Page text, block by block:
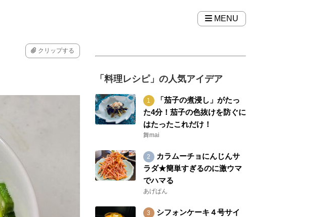
MENU
クリップする
「料理レシピ」の人気アイデア
「茄子の煮浸し」がたっ
た4分！茄子の色抜けを防ぐに
はたったこれだけ！
舞mai
カラムーチョにんじんサ
ラダ★簡単すぎるのに激ウマ
でハマる
あげぱん
シフォンケーキ４号サイ